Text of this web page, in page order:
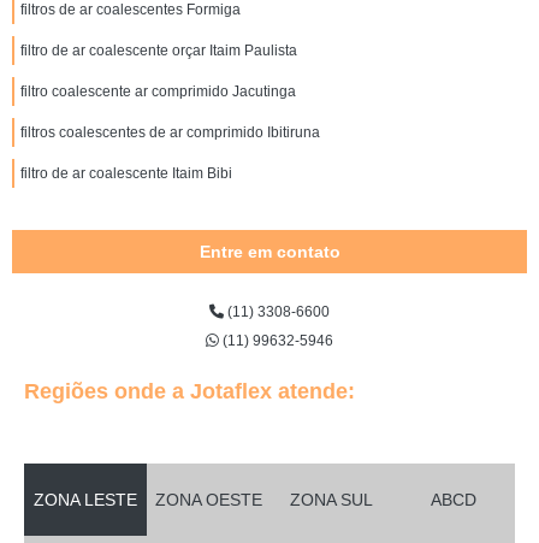
filtros de ar coalescentes Formiga
filtro de ar coalescente orçar Itaim Paulista
filtro coalescente ar comprimido Jacutinga
filtros coalescentes de ar comprimido Ibitiruna
filtro de ar coalescente Itaim Bibi
Entre em contato
(11) 3308-6600
(11) 99632-5946
Regiões onde a Jotaflex atende:
ZONA LESTE ZONA OESTE ZONA SUL ABCD